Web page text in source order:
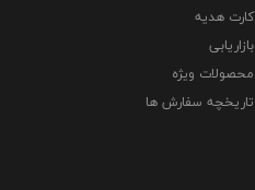
کارت هدیه
بازاریابی
محصولات ویژه
تاریخچه سفارش ها